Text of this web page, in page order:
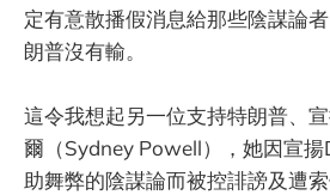
定有意散播假消息給那些陰謀論
朗普沒有輸。
這令我想起另一位支持特朗普、
爾（Sydney Powell），她因宣
助舞弊的陰謀論而被控誹謗及遭